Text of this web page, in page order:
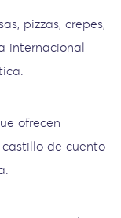
pizzas, crepes,
internacional
ofrecen
de cuento